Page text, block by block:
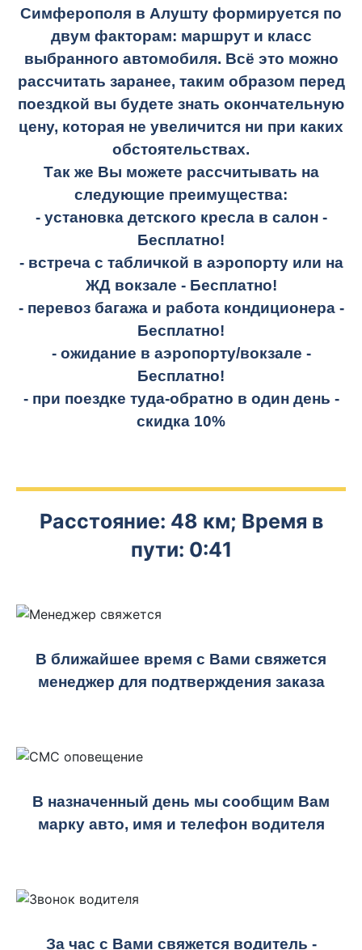
Симферополя в Алушту формируется по
двум факторам: маршрут и класс
выбранного автомобиля. Всё это можно
рассчитать заранее, таким образом перед
поездкой вы будете знать окончательную
цену, которая не увеличится ни при каких
обстоятельствах.
Так же Вы можете рассчитывать на
следующие преимущества:
- установка детского кресла в салон -
Бесплатно!
- встреча с табличкой в аэропорту или на
ЖД вокзале - Бесплатно!
- перевоз багажа и работа кондиционера -
Бесплатно!
- ожидание в аэропорту/вокзале -
Бесплатно!
- при поездке туда-обратно в один день -
скидка 10%
Расстояние: 48 км; Время в
пути: 0:41
В ближайшее время с Вами свяжется
менеджер для подтверждения заказа
В назначенный день мы сообщим Вам
марку авто, имя и телефон водителя
За час с Вами свяжется водитель -